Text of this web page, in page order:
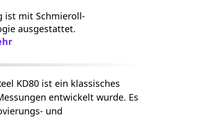
ist mit Schmieroll-
ausgestattet.
KD80 ist ein klassisches
entwickelt wurde. Es
und